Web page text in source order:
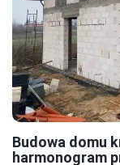
Budowa domu
harmonogram